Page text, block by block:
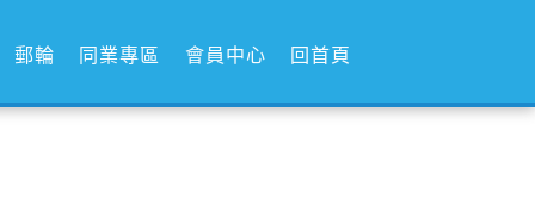
郵輪 同業專區 會員中心 回首頁